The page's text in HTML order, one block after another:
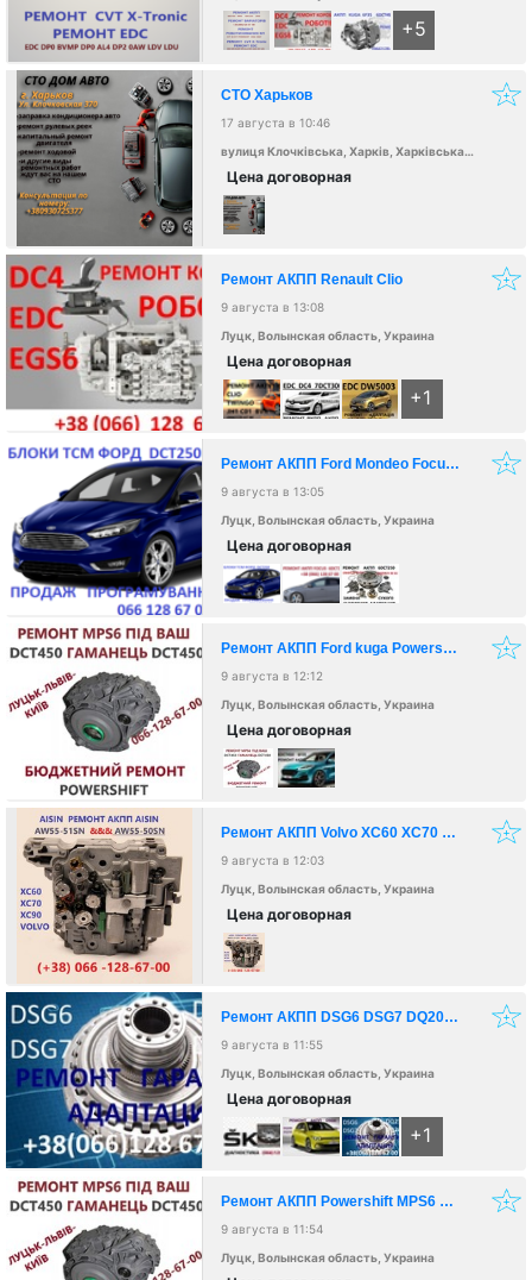
+5
СТО Харьков
17 августа в 10:46
вулиця Клочківська, Харків, Харківська область, Україна, 61000
Цена договорная
Ремонт АКПП Renault Clio
9 августа в 13:08
Луцк, Волынская область, Украина
Цена договорная
+1
Ремонт АКПП Ford Mondeo Focus DCT450 DCT451 DCT250
9 августа в 13:05
Луцк, Волынская область, Украина
Цена договорная
Ремонт АКПП Ford kuga Powershift гарантійний & бюджетний
9 августа в 12:12
Луцк, Волынская область, Украина
Цена договорная
Ремонт АКПП Volvo XC60 XC70 XC90 AW55-51 AW55-50 AISIN & POWERSHIFT
9 августа в 12:03
Луцк, Волынская область, Украина
Цена договорная
Ремонт АКПП DSG6 DSG7 DQ200 DQ250 09G 09B Passat Golf Skoda
9 августа в 11:55
Луцк, Волынская область, Украина
Цена договорная
+1
Ремонт АКПП Powershift MPS6 DPS6 DCT451 DCT470
9 августа в 11:54
Луцк, Волынская область, Украина